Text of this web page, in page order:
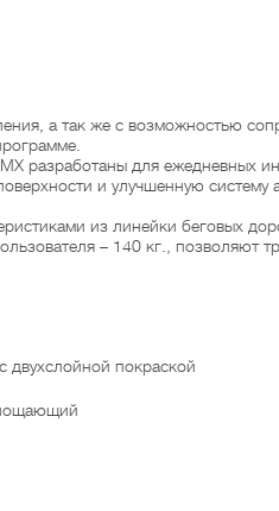
а так же с возможностью
разработаны для ежедневных
и улучшенную
из линейки беговых
– 140 кг., позволяют
двухслойной покраской